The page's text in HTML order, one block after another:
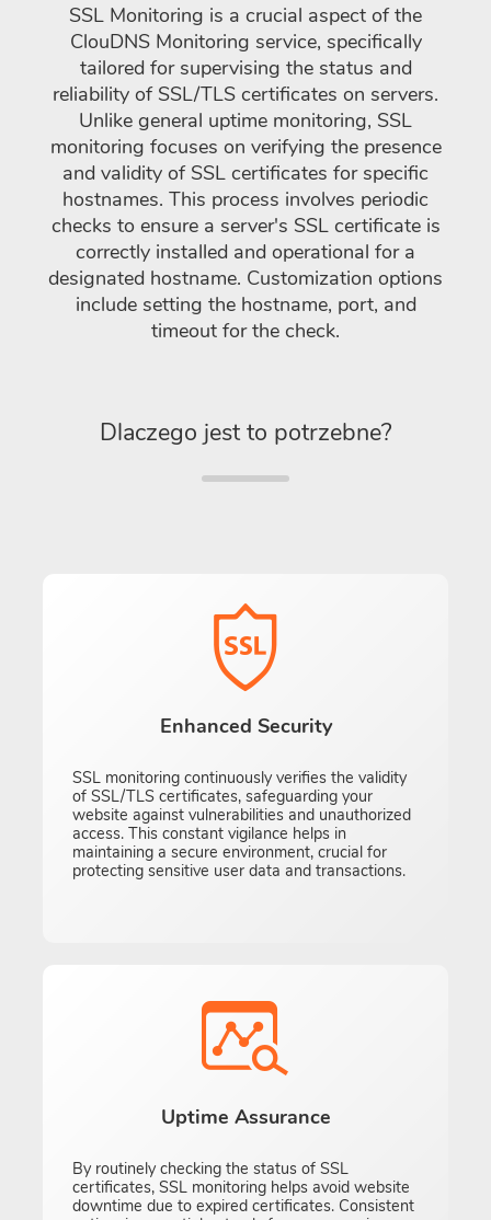
SSL Monitoring is a crucial aspect of the
ClouDNS Monitoring service, specifically
tailored for supervising the status and
reliability of SSL/TLS certificates on servers.
Unlike general uptime monitoring, SSL
monitoring focuses on verifying the presence
and validity of SSL certificates for specific
hostnames. This process involves periodic
checks to ensure a server's SSL certificate is
correctly installed and operational for a
designated hostname. Customization options
include setting the hostname, port, and
timeout for the check.
Dlaczego jest to potrzebne?
Enhanced Security
SSL monitoring continuously verifies the validity
of SSL/TLS certificates, safeguarding your
website against vulnerabilities and unauthorized
access. This constant vigilance helps in
maintaining a secure environment, crucial for
protecting sensitive user data and transactions.
Uptime Assurance
By routinely checking the status of SSL
certificates, SSL monitoring helps avoid website
downtime due to expired certificates. Consistent